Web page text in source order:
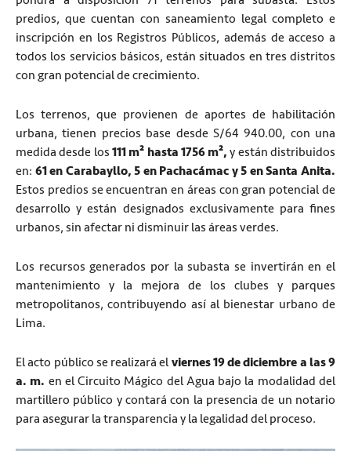
predios, que cuentan con saneamiento legal completo e
inscripción en los Registros Públicos, además de acceso a
todos los servicios básicos, están situados en tres distritos
con gran potencial de crecimiento.
Los terrenos, que provienen de aportes de habilitación
urbana, tienen precios base desde S/64 940.00, con una
medida desde los 111 m² hasta 1756 m², y están distribuidos
en: 61 en Carabayllo, 5 en Pachacámac y 5 en Santa Anita.
Estos predios se encuentran en áreas con gran potencial de
desarrollo y están designados exclusivamente para fines
urbanos, sin afectar ni disminuir las áreas verdes.
Los recursos generados por la subasta se invertirán en el
mantenimiento y la mejora de los clubes y parques
metropolitanos, contribuyendo así al bienestar urbano de
Lima.
El acto público se realizará elviernes 19 de diciembre a las 9
a. m. en el Circuito Mágico del Agua bajo la modalidad del
martillero público y contará con la presencia de un notario
para asegurar la transparencia y la legalidad del proceso.